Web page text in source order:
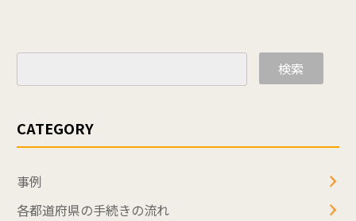
検索
CATEGORY
事例
各都道府県の手続きの流れ